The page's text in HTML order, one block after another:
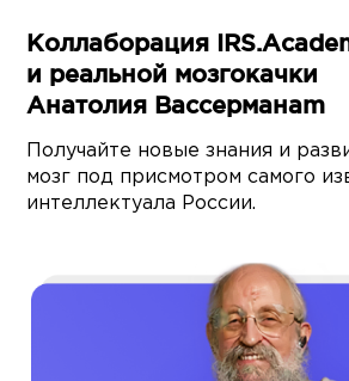
Коллаборация
и реальной мозгокачки
Анатолия Вассерманаm
Получайте новые знания и
мозг под присмотром самого
интеллектуала России.